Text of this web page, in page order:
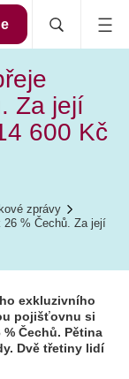
Za její
600 Kč
zprávy
26 % Čechů. Za její
exkluzivního
pojišťovnu si
Čechů. Pětina
Dvě třetiny lidí